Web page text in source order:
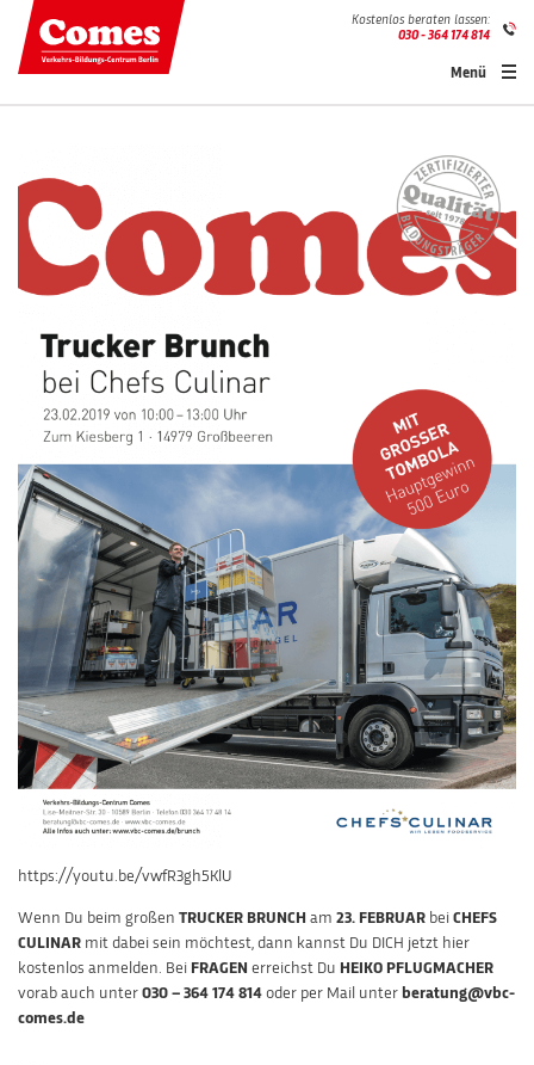
Kostenlos beraten lassen:
030 - 364 174 814
Menü
https://youtu.be/vwfR3gh5KlU
Wenn Du beim großen TRUCKER BRUNCH am 23. FEBRUAR bei CHEFS
CULINAR mit dabei sein möchtest, dann kannst Du DICH jetzt hier
kostenlos anmelden. Bei FRAGEN erreichst Du HEIKO PFLUGMACHER
vorab auch unter 030 – 364 174 814 oder per Mail unter beratung@vbc-
comes.de